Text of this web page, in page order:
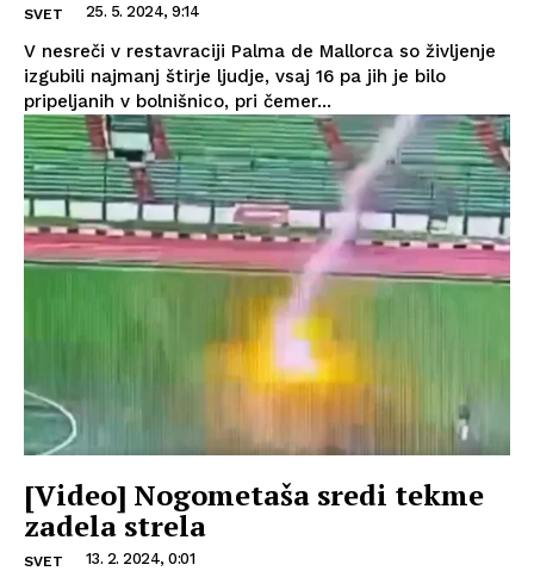
SVET 25. 5. 2024, 9:14
V nesreči v restavraciji Palma de Mallorca so življenje
izgubili najmanj štirje ljudje, vsaj 16 pa jih je bilo
pripeljanih v bolnišnico, pri čemer...
[Video] Nogometaša sredi tekme
zadela strela
SVET 13. 2. 2024, 0:01